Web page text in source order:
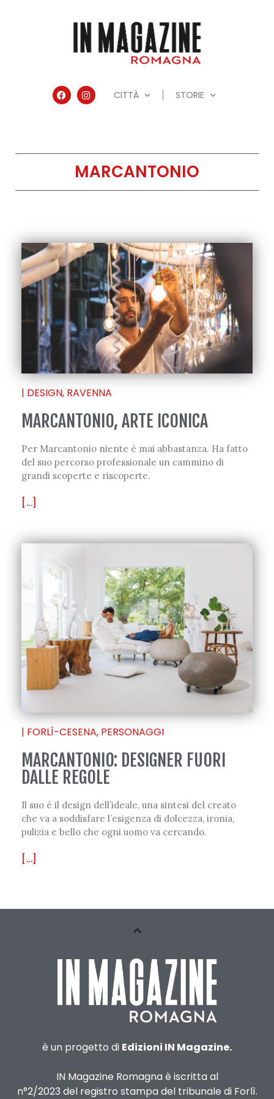
CITTÀ STORIE
MARCANTONIO
| DESIGN, RAVENNA
MARCANTONIO, ARTE ICONICA
Per Marcantonio niente è mai abbastanza. Ha fatto
del suo percorso professionale un cammino di
grandi scoperte e riscoperte.
[...]
| FORLÌ-CESENA, PERSONAGGI
MARCANTONIO: DESIGNER FUORI
DALLE REGOLE
Il suo è il design dell’ideale, una sintesi del creato
che va a soddisfare l’esigenza di dolcezza, ironia,
pulizia e bello che ogni uomo va cercando.
[...]
è un progetto di Edizioni IN Magazine.
IN Magazine Romagna è iscritta al
n°2/2023 del registro stampa del tribunale di Forlì.